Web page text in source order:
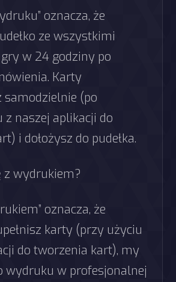
oznacza, że
ze wszystkimi
w 24 godziny po
Karty
(po
naszej aplikacji do
i dołożysz do pudełka.
z wydrukiem?
oznacza, że
karty (przy użyciu
do tworzenia kart), my
wydruku w profesjonalnej